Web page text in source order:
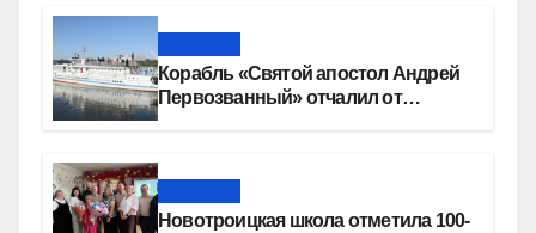
Корабль «Святой апостол Андрей
Первозванный» отчалил от
Новотроицкая школа отметила 100-